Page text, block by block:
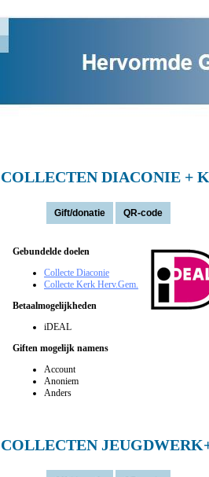
COLLECTEN DIACONIE +
Gebundelde doelen
Collecte Diaconie
Collecte Kerk Herv.Gem.
Betaalmogelijkheden
iDEAL
Giften mogelijk namens
Account
Anoniem
Anders
COLLECTEN